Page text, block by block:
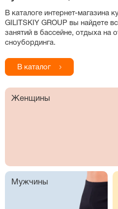
В каталоге интернет-магазина
GILITSKIY GROUP вы найдете
занятий в бассейне, отдыха на
сноубординга.
В каталог
Женщины
Мужчины